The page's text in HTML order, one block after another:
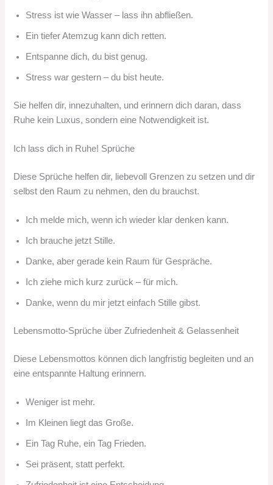
Stress ist wie Wasser – lass ihn abfließen.
Ein tiefer Atemzug kann dich retten.
Entspanne dich, du bist genug.
Stress war gestern – du bist heute.
Sie helfen dir, innezuhalten, und erinnern dich daran, dass
Ruhe kein Luxus, sondern eine Notwendigkeit ist.
Ich lass dich in Ruhe! Sprüche
Diese Sprüche helfen dir, liebevoll Grenzen zu setzen und dir
selbst den Raum zu nehmen, den du brauchst.
Ich melde mich, wenn ich wieder klar denken kann.
Ich brauche jetzt Stille.
Danke, aber gerade kein Raum für Gespräche.
Ich ziehe mich kurz zurück – für mich.
Danke, wenn du mir jetzt einfach Stille gibst.
Lebensmotto-Sprüche über Zufriedenheit & Gelassenheit
Diese Lebensmottos können dich langfristig begleiten und an
eine entspannte Haltung erinnern.
Weniger ist mehr.
Im Kleinen liegt das Große.
Ein Tag Ruhe, ein Tag Frieden.
Sei präsent, statt perfekt.